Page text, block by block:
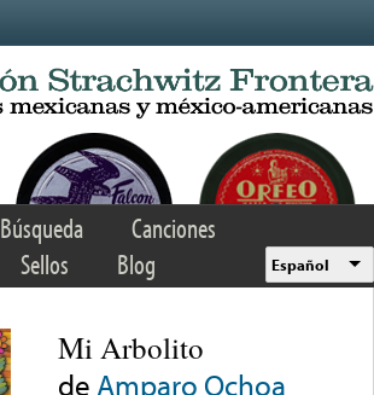
Búsqueda
Canciones
Sellos Blog Español
Mi Arbolito
de Amparo Ochoa